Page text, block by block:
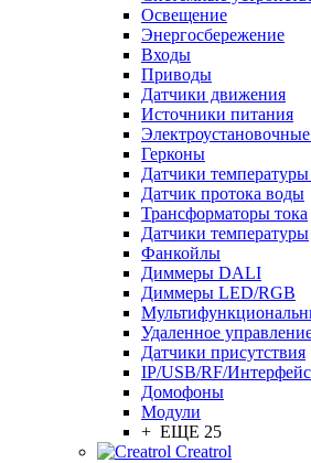
Освещение
Энергосбережение
Входы
Приводы
Датчики движения
Источники питания
Герконы
Датчики
Датчик протока воды
Трансформаторы тока
Датчики температуры
Фанкойлы
Диммеры DALI
Диммеры LED/RGB
Удаленное
Датчики присутствия
IP/USB/RF/
Домофоны
Модули
+ ЕЩЕ 25
Creatrol